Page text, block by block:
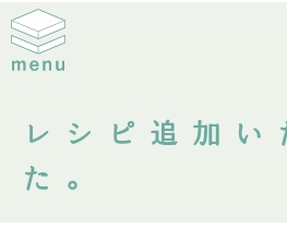
レシピ追加い
た。